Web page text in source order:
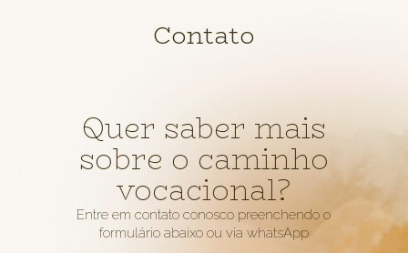
Contato
Quer saber mais
sobre o caminho
vocacional?
Entre em contato conosco preenchendo o
formulário abaixo ou via whatsApp